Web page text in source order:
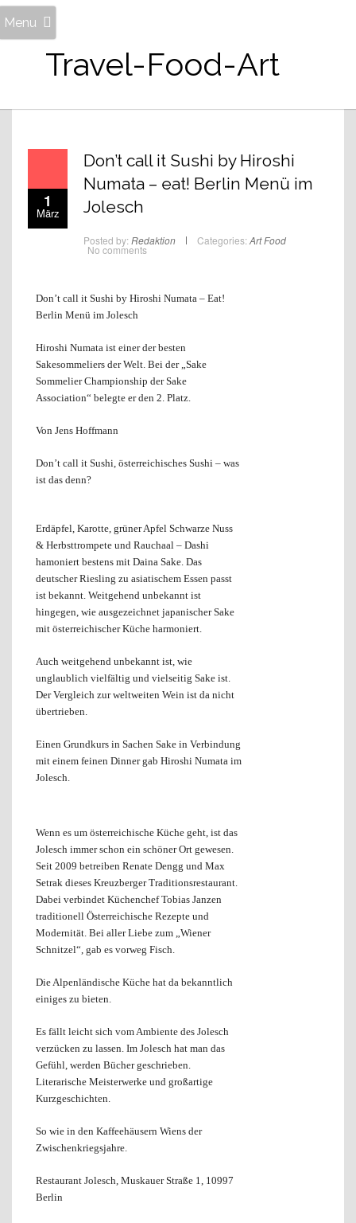
Travel-Food-Art
Menu
1
März
Don’t call it Sushi by Hiroshi
Numata – eat! Berlin Menü im
Jolesch
Posted by: Redaktion Categories: ArtFood
No comments
Don’t call it Sushi by Hiroshi Numata – Eat!
Berlin Menü im Jolesch
Hiroshi Numata ist einer der besten
Sakesommeliers der Welt. Bei der „Sake
Sommelier Championship der Sake
Association“ belegte er den 2. Platz.
Von Jens Hoffmann
Don’t call it Sushi, österreichisches Sushi – was
ist das denn?
Erdäpfel, Karotte, grüner Apfel Schwarze Nuss
& Herbsttrompete und Rauchaal – Dashi
hamoniert bestens mit Daina Sake. Das
deutscher Riesling zu asiatischem Essen passt
ist bekannt. Weitgehend unbekannt ist
hingegen, wie ausgezeichnet japanischer Sake
mit österreichischer Küche harmoniert.
Auch weitgehend unbekannt ist, wie
unglaublich vielfältig und vielseitig Sake ist.
Der Vergleich zur weltweiten Wein­ ist da nicht
übertrieben.
Einen Grundkurs in Sachen Sake in Verbindung
mit einem feinen Dinner gab Hiroshi Numata im
Jolesch.
Wenn es um österreichische Küche geht, ist das
Jolesch immer schon ein schöner Ort gewesen.
Seit 2009 betreiben Renate Dengg und Max
Setrak dieses Kreuzberger Traditionsrestaurant.
Dabei verbindet Küchenchef Tobias Janzen
traditionell Österreichische Rezepte und
Modernität. Bei aller Liebe zum „Wiener
Schnitzel“, gab es vorweg Fisch.
Die Alpenländische Küche hat da bekanntlich
einiges zu bieten.
Es fällt leicht sich vom Ambiente des Jolesch
verzücken zu lassen. Im Jolesch hat man das
Gefühl, werden Bücher geschrieben.
Literarische Meisterwerke und großartige
Kurzgeschichten.
So wie in den Kaffeehäusern Wiens der
Zwischenkriegsjahre.
Restaurant Jolesch, Muskauer Straße 1, 10997
Berlin